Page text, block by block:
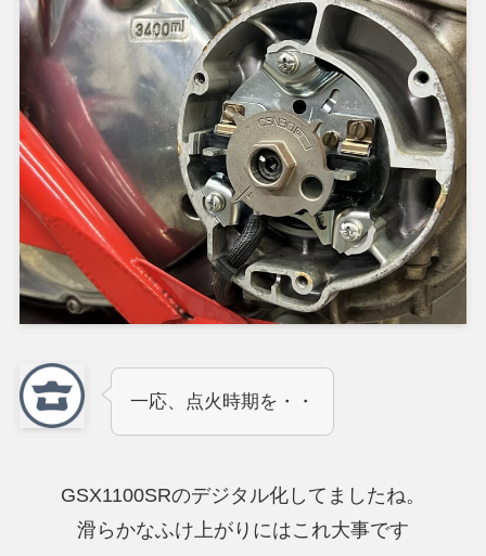
一応、点火時期を・・
GSX1100SRのデジタル化してましたね。
滑らかなふけ上がりにはこれ大事です